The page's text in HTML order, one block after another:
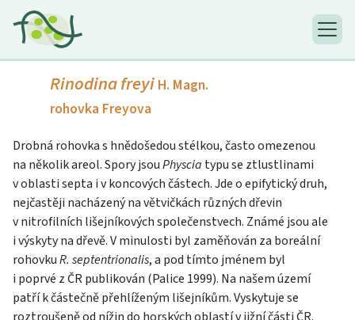
Rinodina freyi H. Magn.
rohovka Freyova
Drobná rohovka s hnědošedou stélkou, často omezenou
na několik areol. Spory jsouPhyscia typu se ztlustlinami
v oblasti septa i v koncových částech. Jde o epifytický druh,
nejčastěji nacházený na větvičkách různých dřevin
v nitrofilních lišejníkových společenstvech. Známé jsou ale
i výskyty na dřevě. V minulosti byl zaměňován za boreální
rohovkuR. septentrionalis, a pod tímto jménem byl
i poprvé z ČR publikován (Palice 1999). Na našem území
patří k částečně přehlíženým lišejníkům. Vyskytuje se